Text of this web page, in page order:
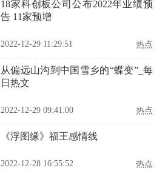
18家科创板公司公布2022年业绩预
告 11家预增
2022-12-29 11:29:51 热点
从偏远山沟到中国雪乡的“蝶变”_每
日热文
2022-12-29 09:41:00 热点
《浮图缘》福王感情线
2022-12-28 16:55:52 热点